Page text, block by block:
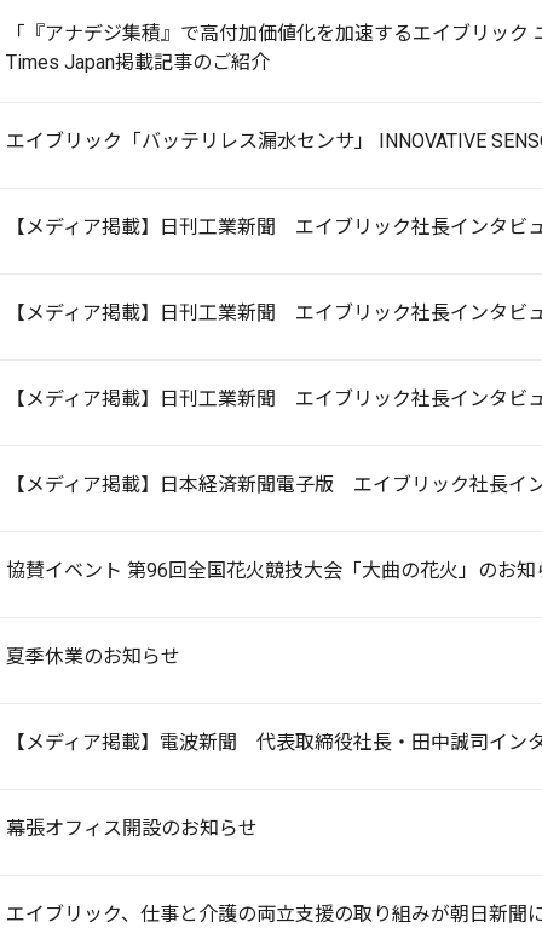
「『アナデジ集積』で高付加価値化を加速するエイブリッ
Times Japan掲載記事のご紹介
エイブリック「バッテリレス漏水センサ」 INNOVATIVE
【メディア掲載】日刊工業新聞 エイブリック社長インタビ
【メディア掲載】日刊工業新聞 エイブリック社長インタビ
【メディア掲載】日刊工業新聞 エイブリック社長インタビ
【メディア掲載】日本経済新聞電子版 エイブリック社長イ
協賛イベント 第96回全国花火競技大会「大曲の花火」のお知
夏季休業のお知らせ
【メディア掲載】電波新聞 代表取締役社長・田中誠司イン
幕張オフィス開設のお知らせ
エイブリック、仕事と介護の両立支援の取り組みが朝日新聞